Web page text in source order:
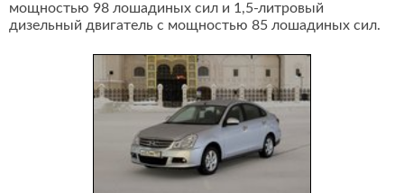
мощностью 98 лошадиных сил и 1,5-литровый
дизельный двигатель с мощностью 85 лошадиных сил.